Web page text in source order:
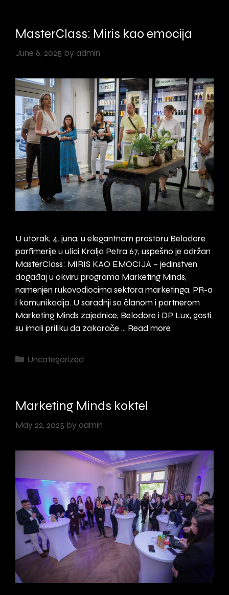
commerce
MasterClass: Miris kao emocija
June 6, 2025 by admin
U utorak, 4. juna, u elegantnom prostoru Belodore
parfimerije u ulici Kralja Petra 67, uspešno je održan
MasterClass: MIRIS KAO EMOCIJA – jedinstven
događaj u okviru programa Marketing Minds,
namenjen rukovodiocima sektora marketinga, PR-a
i komunikacija. U saradnji sa članom i partnerom
Marketing Minds zajednice, Belodore i DP Lux, gosti
su imali priliku da zakorače … Read more
Categories
Uncategorized
Marketing Minds koktel
May 22, 2025 by admin